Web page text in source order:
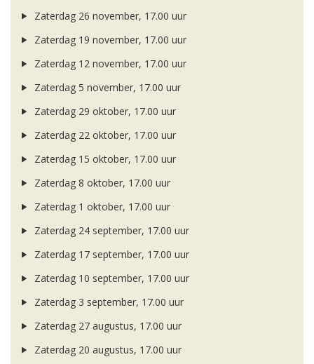
Zaterdag 26 november, 17.00 uur
Zaterdag 19 november, 17.00 uur
Zaterdag 12 november, 17.00 uur
Zaterdag 5 november, 17.00 uur
Zaterdag 29 oktober, 17.00 uur
Zaterdag 22 oktober, 17.00 uur
Zaterdag 15 oktober, 17.00 uur
Zaterdag 8 oktober, 17.00 uur
Zaterdag 1 oktober, 17.00 uur
Zaterdag 24 september, 17.00 uur
Zaterdag 17 september, 17.00 uur
Zaterdag 10 september, 17.00 uur
Zaterdag 3 september, 17.00 uur
Zaterdag 27 augustus, 17.00 uur
Zaterdag 20 augustus, 17.00 uur